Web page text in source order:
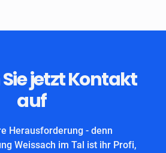
jetzt Kontakt
auf
Herausforderung - denn
Weissach im Tal ist ihr Profi,